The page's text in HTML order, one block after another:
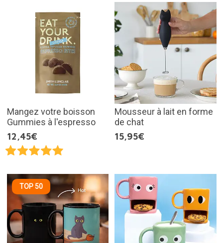
Mangez votre boisson
Gummies à l'espresso
12,45€
Mousseur à lait en forme
de chat
15,95€
TOP 50